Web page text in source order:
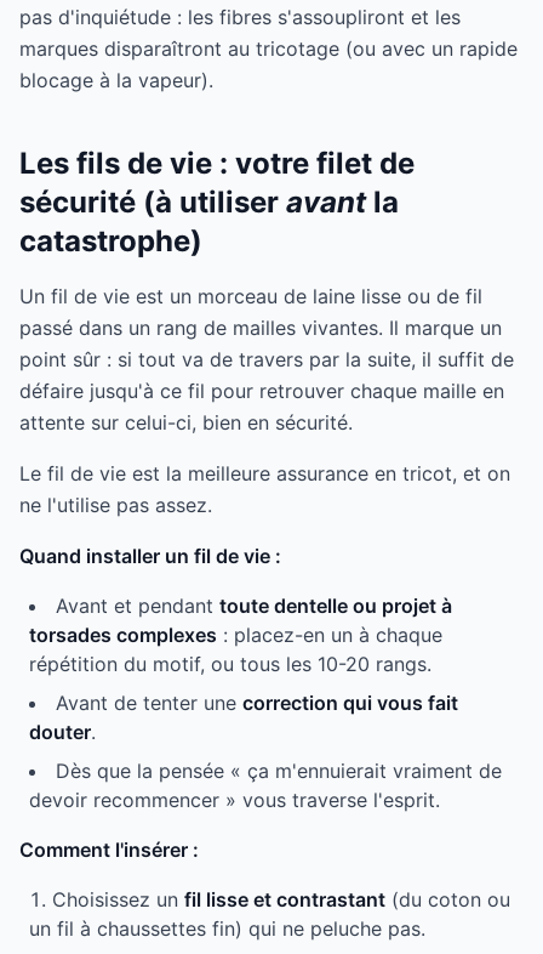
pas d'inquiétude : les fibres s'assoupliront et les
marques disparaîtront au tricotage (ou avec un rapide
blocage à la vapeur).
Les fils de vie : votre filet de
sécurité (à utiliser avantla
catastrophe)
Un fil de vie est un morceau de laine lisse ou de fil
passé dans un rang de mailles vivantes. Il marque un
point sûr : si tout va de travers par la suite, il suffit de
défaire jusqu'à ce fil pour retrouver chaque maille en
attente sur celui-ci, bien en sécurité.
Le fil de vie est la meilleure assurance en tricot, et on
ne l'utilise pas assez.
Quand installer un fil de vie :
Avant et pendant toute dentelle ou projet à
torsades complexes : placez-en un à chaque
répétition du motif, ou tous les 10-20 rangs.
Avant de tenter une correction qui vous fait
douter.
Dès que la pensée « ça m'ennuierait vraiment de
devoir recommencer » vous traverse l'esprit.
Comment l'insérer :
Choisissez un fil lisse et contrastant (du coton ou
un fil à chaussettes fin) qui ne peluche pas.